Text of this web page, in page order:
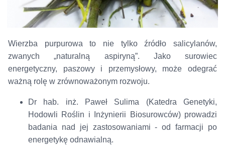
Wierzba purpurowa to nie tylko źródło salicylanów,
zwanych „naturalną aspiryną”. Jako surowiec
energetyczny, paszowy i przemysłowy, może odegrać
ważną rolę w zrównoważonym rozwoju.
Dr hab. inż. Paweł Sulima (Katedra Genetyki,
Hodowli Roślin i Inżynierii Biosurowców) prowadzi
badania nad jej zastosowaniami - od farmacji po
energetykę odnawialną.